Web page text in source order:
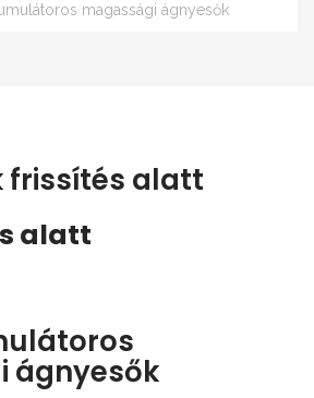
magassági ágnyesők
frissítés alatt
alatt
ágnyesők